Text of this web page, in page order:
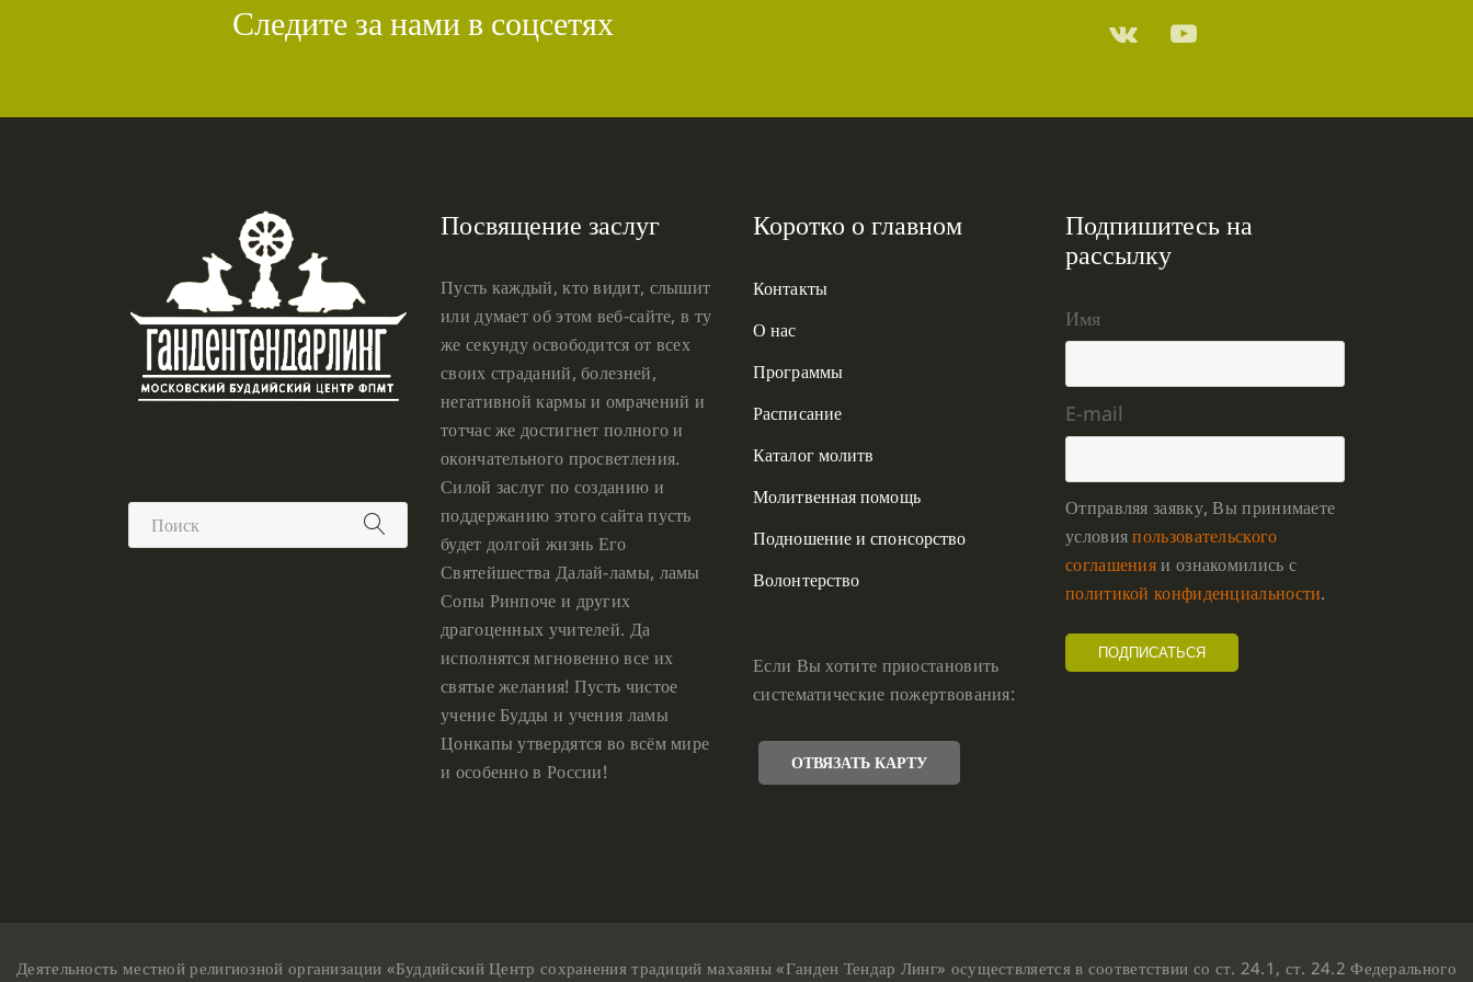
Следите за нами в соцсетях
Посвящение заслуг
Пусть каждый, кто видит, слышит
или думает об этом веб-сайте, в ту
же секунду освободится от всех
своих страданий, болезней,
негативной кармы и омрачений и
тотчас же достигнет полного и
окончательного просветления.
Силой заслуг по созданию и
поддержанию этого сайта пусть
будет долгой жизнь Его
Святейшества Далай-ламы, ламы
Сопы Ринпоче и других
драгоценных учителей. Да
исполнятся мгновенно все их
святые желания! Пусть чистое
учение Будды и учения ламы
Цонкапы утвердятся во всём мире
и особенно в России!
Коротко о главном
Контакты
О нас
Программы
Расписание
Каталог молитв
Молитвенная помощь
Подношение и спонсорство
Волонтерство
Если Вы хотите приостановить
систематические пожертвования:
ОТВЯЗАТЬ КАРТУ
Подпишитесь на
рассылку
Имя
E-mail
Отправляя заявку, Вы принимаете
условияпользовательского
соглашенияи ознакомились с
политикой конфиденциальности.
Деятельность местной религиозной организации «Буддийский Центр сохранения традиций махаяны «Ганден Тендар Линг» осуществляется в соответствии со ст. 24.1, ст. 24.2 Федерального